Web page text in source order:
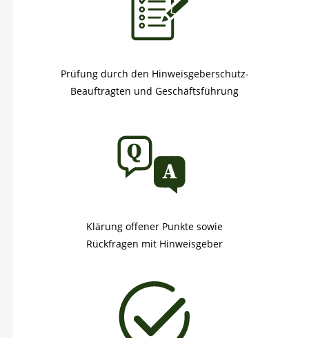
Prüfung durch den Hinweisgeberschutz-
Beauftragten und Geschäftsführung
Klärung offener Punkte sowie
Rückfragen mit Hinweisgeber